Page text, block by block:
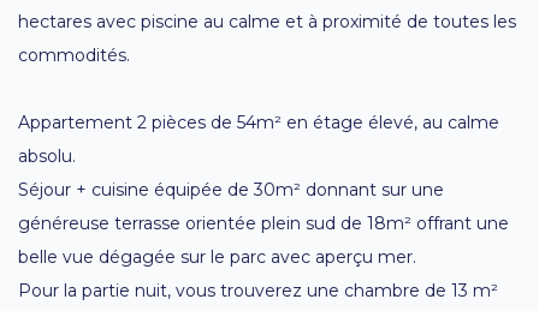
hectares avec piscine au calme et à proximité de toutes les
commodités.
Appartement 2 pièces de 54m² en étage élevé, au calme
absolu.
Séjour + cuisine équipée de 30m² donnant sur une
généreuse terrasse orientée plein sud de 18m² offrant une
belle vue dégagée sur le parc avec aperçu mer.
Pour la partie nuit, vous trouverez une chambre de 13 m²